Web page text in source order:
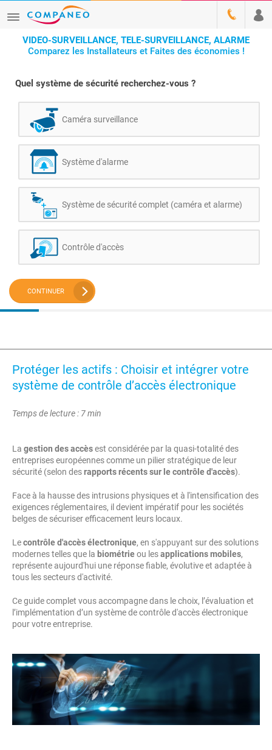
VIDEO-SURVEILLANCE, TELE-SURVEILLANCE, ALARME
Comparez les Installateurs et Faites des économies !
Quel système de sécurité recherchez-vous ?
Caméra surveillance
Système d'alarme
Système de sécurité complet (caméra et alarme)
Contrôle d'accès
CONTINUER
Protéger les actifs : Choisir et intégrer votre
système de contrôle d’accès électronique
Temps de lecture : 7 min
La gestion des accèsest considérée par la quasi-totalité des
entreprises européennes comme un pilier stratégique de leur
sécurité (selon desrapports récents sur le contrôle d'accès).
Face à la hausse des intrusions physiques et à l'intensification des
exigences réglementaires, il devient impératif pour les sociétés
belges de sécuriser efficacement leurs locaux.
Lecontrôle d'accès électronique, en s'appuyant sur des solutions
modernes telles que la biométrieou lesapplications mobiles,
représente aujourd'hui une réponse fiable, évolutive et adaptée à
tous les secteurs d'activité.
Ce guide complet vous accompagne dans le choix, l’évaluation et
l’implémentation d’un système de contrôle d'accès électronique
pour votre entreprise.